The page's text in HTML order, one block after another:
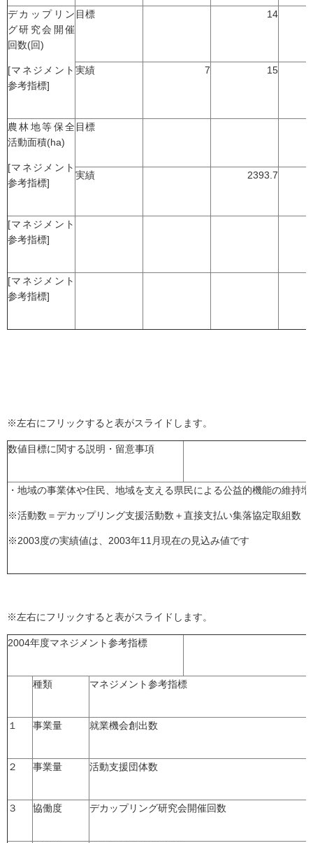
デカップリン
グ研究会開催
回数(回)
[マネジメント
参考指標]
目標 14
実績 7 15
農林地等保全
活動面積(ha)
[マネジメント
参考指標]
目標
実績 2393.7
[マネジメント
参考指標]
[マネジメント
参考指標]
※左右にフリックすると表がスライドします。
数値目標に関する説明・留意事項
・地域の事業体や住民、地域を支える県民による公益的機能の維持
※活動数＝デカップリング支援活動数＋直接支払い集落協定取組数
※2003度の実績値は、2003年11月現在の見込み値です
※左右にフリックすると表がスライドします。
2004年度マネジメント参考指標
種類 マネジメント参考指標
１ 事業量 就業機会創出数
２ 事業量 活動支援団体数
３ 協働度 デカップリング研究会開催回数